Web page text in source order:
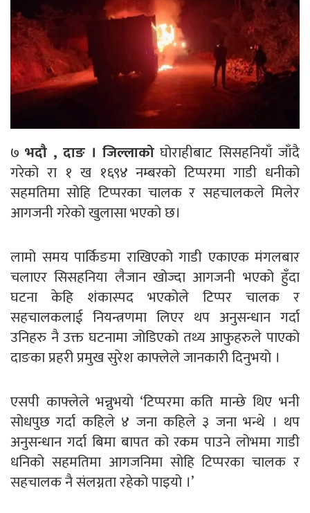
७भदौ , दाङ । जिल्लाकोघोराहीबाट सिसहनियाँ जाँदै
गरेको रा १ ख १६९४ नम्बरको टिप्परमा गाडी धनीको
सहमतिमा सोहि टिप्परका चालक र सहचालकले मिलेर
आगजनी गरेको खुलासा भएको छ।
लामो समय पार्किङमा राखिएको गाडी एकाएक मंगलबार
चलाएर सिसहनिया लैजान खोज्दा आगजनी भएको हुँदा
घटना केहि शंकास्पद भएकोले टिप्पर चालक र
सहचालकलाई नियन्त्रणमा लिएर थप अनुसन्धान गर्दा
उनिहरु नै उक्त घटनामा जोडिएको तथ्य आफुहरुले पाएको
दाङका प्रहरी प्रमुख सुरेश काफ्लेले जानकारी दिनुभयाे ।
एसपी काफ्लेले भन्नुभयाे ‘टिप्परमा कति मान्छे थिए भनी
सोधपुछ गर्दा कहिले ४ जना कहिले ३ जना भन्थे । थप
अनुसन्धान गर्दा बिमा बापत को रकम पाउने लोभमा गाडी
धनिको सहमतिमा आगजनिमा सोहि टिप्परका चालक र
सहचालक नै संलग्नता रहेको पाइयो ।’